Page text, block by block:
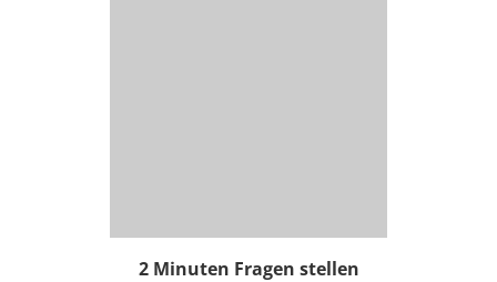
2 Minuten Fragen stellen